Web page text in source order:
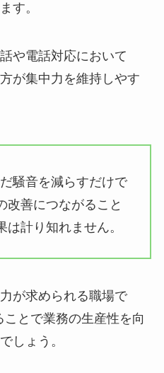
す。
や電話対応において
が集中力を維持しやす
騒音を減らすだけで
改善につながること
計り知れません。
が求められる職場で
とで業務の生産性を向
しょう。